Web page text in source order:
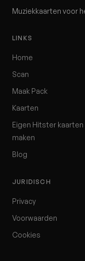
Muziekkaarten voor
LINKS
Home
Scan
Maak Pack
Kaarten
Eigen Hitster kaarten
maken
Blog
JURIDISCH
Privacy
Voorwaarden
Cookies